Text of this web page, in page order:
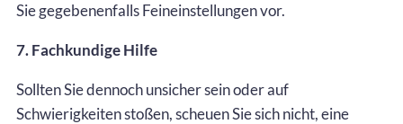
Sie gegebenenfalls Feineinstellungen vor.
7. Fachkundige Hilfe
Sollten Sie dennoch unsicher sein oder auf
Schwierigkeiten stoßen, scheuen Sie sich nicht, eine